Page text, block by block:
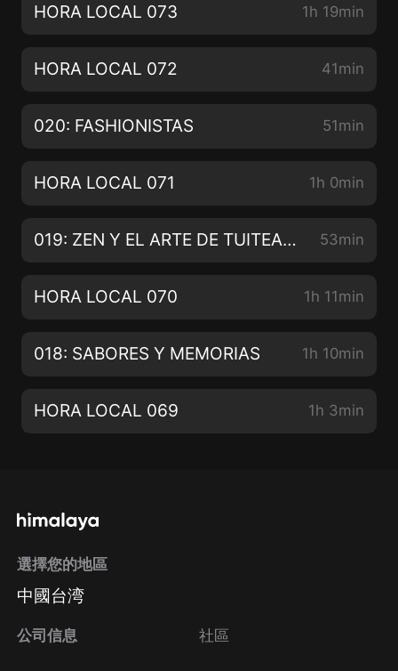
HORA LOCAL 073 1h 19min
HORA LOCAL 072 41min
020: FASHIONISTAS 51min
HORA LOCAL 071 1h 0min
019: ZEN Y EL ARTE DE TUITEAR (con ÚRSULA CAMBA) 53min
HORA LOCAL 070 1h 11min
018: SABORES Y MEMORIAS 1h 10min
HORA LOCAL 069 1h 3min
選擇您的地區
中國台湾
公司信息 社區